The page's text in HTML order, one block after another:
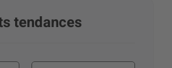
tendances